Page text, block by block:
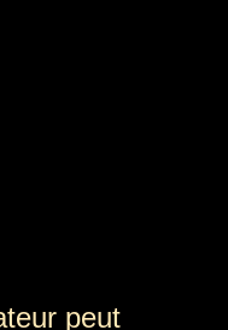
peut